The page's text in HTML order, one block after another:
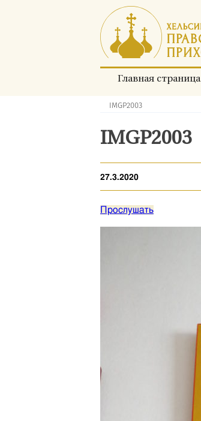
Перейти
к
содержимому
Главная страница
Хлебные
IMGP2003
IMGP2003
27.3.2020
Прослушать